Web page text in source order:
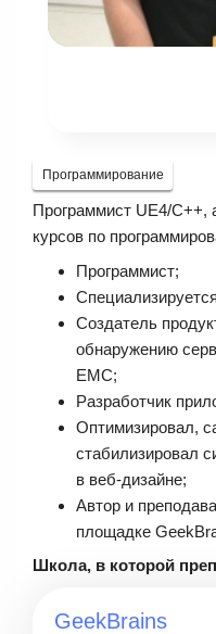
Программирование
Программист UE4/C++,
курсов по
Программист;
Создатель
обнаружению
EMC;
Разработчик
Оптимизировал,
стабилизировал
в веб-дизайне;
Автор и
площадке
Школа, в которой
GeekBrains